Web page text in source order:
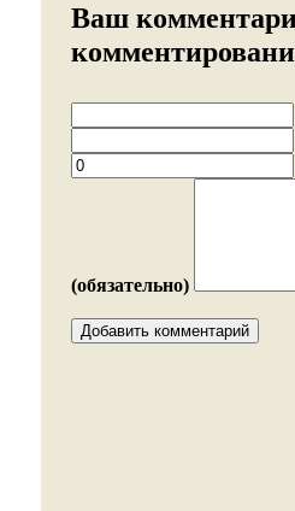
Ваш
(обязательно)